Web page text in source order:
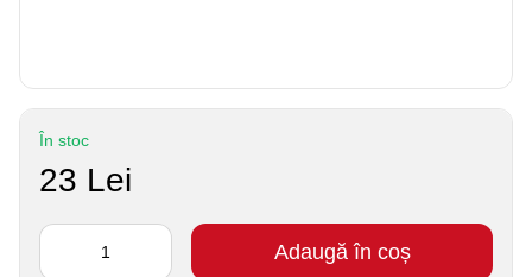
În stoc
23 Lei
Adaugă în coș